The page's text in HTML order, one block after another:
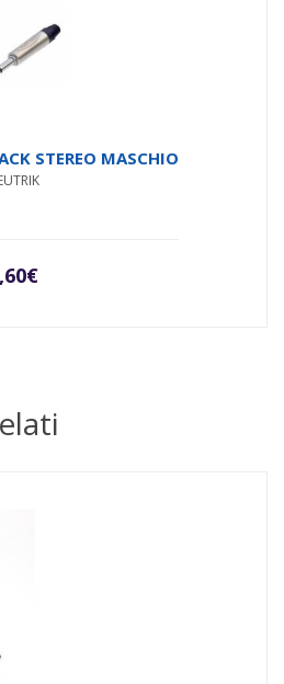
STEREO MASCHIO
€